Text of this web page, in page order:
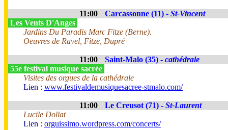
11:00 Carcassonne (11) - St-Vincent
Les Vents D'Anges
Jardins Du Paradis Marc Fitze (Berne).
Oeuvres de Ravel, Fitze, Dupré
11:00 Saint-Malo (35) - cathédrale
55e festival musique sacrée
Visites des orgues de la cathédrale
Lien : www.festivaldemusiquesacree-stmalo.com/
11:00 Le Creusot (71) - St-Laurent
Lucile Dollat
Lien : orguissimo.wordpress.com/concerts/